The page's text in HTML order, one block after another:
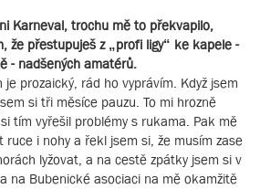
Karneval, trochu mě to překvapilo,
že přestupuješ z „profi ligy“ ke kapele -
- nadšených amatérů.
je prozaický, rád ho vyprávím. Když jsem
si tři měsíce pauzu. To mi hrozně
tím vyřešil problémy s rukama. Pak mě
ruce i nohy a řekl jsem si, že musím zase
lyžovat, a na cestě zpátky jsem si v
na Bubenické asociaci na mě okamžitě